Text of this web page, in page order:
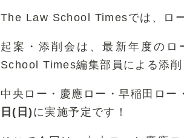
The Law School Timesでは、ロ
起案・添削会は、最新年度の
School Times編集部員による添削
中央ロー・慶應ロー・早稲田ロ
日(日) に実施予定です！